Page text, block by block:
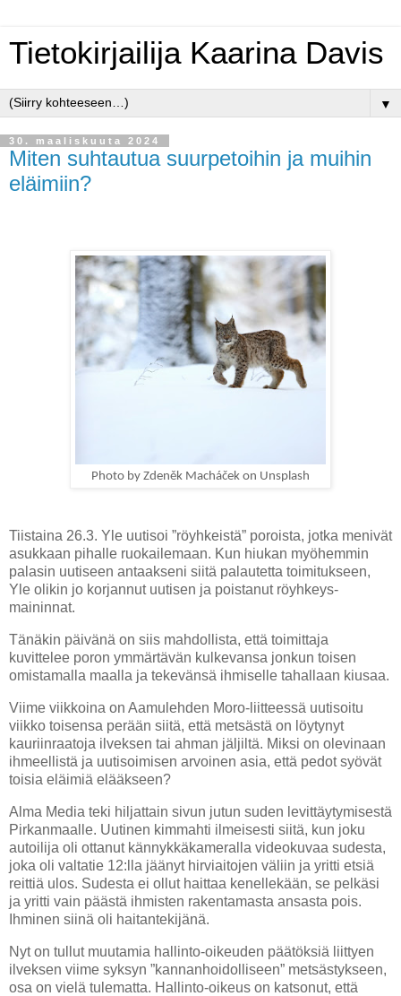
Tietokirjailija Kaarina Davis
▼
30. maaliskuuta 2024
Miten suhtautua suurpetoihin ja muihin
eläimiin?
Photo by Zdeněk Macháček on Unsplash
Tiistaina 26.3. Yle uutisoi ”röyhkeistä” poroista, jotka menivät
asukkaan pihalle ruokailemaan. Kun hiukan myöhemmin
palasin uutiseen antaakseni siitä palautetta toimitukseen,
Yle olikin jo korjannut uutisen ja poistanut röyhkeys-
maininnat.
Tänäkin päivänä on siis mahdollista, että toimittaja
kuvittelee poron ymmärtävän kulkevansa jonkun toisen
omistamalla maalla ja tekevänsä ihmiselle tahallaan kiusaa.
Viime viikkoina on Aamulehden Moro-liitteessä uutisoitu
viikko toisensa perään siitä, että metsästä on löytynyt
kauriinraatoja ilveksen tai ahman jäljiltä. Miksi on olevinaan
ihmeellistä ja uutisoimisen arvoinen asia, että pedot syövät
toisia eläimiä elääkseen?
Alma Media teki hiljattain sivun jutun suden levittäytymisestä
Pirkanmaalle. Uutinen kimmahti ilmeisesti siitä, kun joku
autoilija oli ottanut kännykkäkameralla videokuvaa sudesta,
joka oli valtatie 12:lla jäänyt hirviaitojen väliin ja yritti etsiä
reittiä ulos. Sudesta ei ollut haittaa kenellekään, se pelkäsi
ja yritti vain päästä ihmisten rakentamasta ansasta pois.
Ihminen siinä oli haitantekijänä.
Nyt on tullut muutamia hallinto-oikeuden päätöksiä liittyen
ilveksen viime syksyn ”kannanhoidolliseen” metsästykseen,
osa on vielä tulematta. Hallinto-oikeus on katsonut, että